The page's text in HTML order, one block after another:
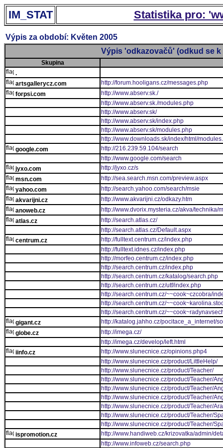
IM_STAT Statistika pro:
Výpis za období: Květen 2005
Výpis 'odkazovačů' (odkud se k
Skupina
.
artsgallerycz.com
http://forum.hooligans.cz/messages.php
forpsi.com
http://www.abserv.sk./
http://www.abserv.sk./modules.php
http://www.abserv.sk/
http://www.abserv.sk/index.php
http://www.abserv.sk/modules.php
http://www.downloads.sk/index/html/
google.com
http://216.239.59.104/search
http://www.google.com/search
jyxo.com
http://jyxo.cz/s
msn.com
http://sea.search.msn.com/preview.aspx
yahoo.com
http://search.yahoo.com/search/msie
akvarijni.cz
http://www.akvarijni.cz/odkazy.htm
anoweb.cz
http://www.dvorix.mysteria.cz/akva/technika/
atlas.cz
http://search.atlas.cz/
http://search.atlas.cz/Default.aspx
centrum.cz
http://fulltext.centrum.cz/index.php
http://fulltext.idnes.cz/index.php
http://morfeo.centrum.cz/index.php
http://search.centrum.cz/index.php
http://search.centrum.cz/katalog/search.php
http://search.centrum.cz/utf/index.php
http://search.centrum.cz/~~cook~czcobra/
http://search.centrum.cz/
http://search.centrum.cz/
gigant.cz
http://katalog.jahho.cz/pocitace_a_internet/
globe.cz
http://imega.cz/
http://imega.cz/develop/left.html
iinfo.cz
http://www.slunecnice.cz/opinions.php4
http://www.slunecnice.cz/product/LittleHelp/
http://www.slunecnice.cz/product/Teacher/
http://www.slunecnice.cz/product/Teacher/
http://www.slunecnice.cz/product/Teacher/
http://www.slunecnice.cz/product/Teacher/
http://www.slunecnice.cz/product/Teacher/
http://www.slunecnice.cz/product/Teacher/
http://www.slunecnice.cz/product/Teacher/
ispromotion.cz
http://www.handiweb.cz/krizovatka/admin/
http://www.infoweb.cz/search.php